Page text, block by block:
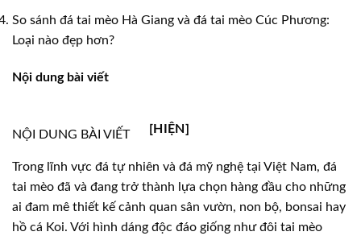
So sánh đá tai mèo Hà Giang và đá tai mèo Cúc Phương:
Loại nào đẹp hơn?
Nội dung bài viết
NỘI DUNG BÀI VIẾT [HIỆN]
Trong lĩnh vực đá tự nhiên và đá mỹ nghệ tại Việt Nam, đá
tai mèo đã và đang trở thành lựa chọn hàng đầu cho những
ai đam mê thiết kế cảnh quan sân vườn, non bộ, bonsai hay
hồ cá Koi. Với hình dáng độc đáo giống như đôi tai mèo